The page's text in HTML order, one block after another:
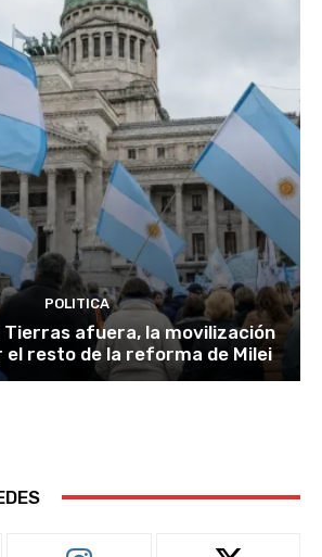
POLITICA
Tierras afuera, la movilización
resto de la reforma de Milei